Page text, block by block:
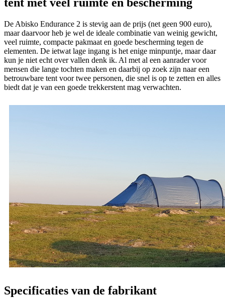
De Abisko Endurance 2 is stevig aan de prijs (net geen 900 euro),
maar daarvoor heb je wel de ideale combinatie van weinig gewicht,
veel ruimte, compacte pakmaat en goede bescherming tegen de
elementen. De ietwat lage ingang is het enige minpuntje, maar daar
kun je niet echt over vallen denk ik. Al met al een aanrader voor
mensen die lange tochten maken en daarbij op zoek zijn naar een
betrouwbare tent voor twee personen, die snel is op te zetten en alles
biedt dat je van een goede trekkerstent mag verwachten.
Specificaties van de fabrikant